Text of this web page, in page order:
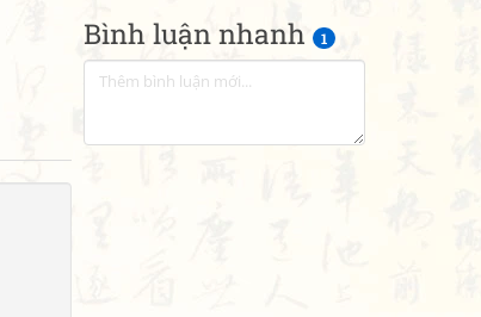
Bình luận nhanh 1